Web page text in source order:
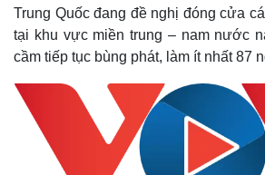
Trung Quốc đang đề nghị đóng cửa
tại khu vực miền trung – nam nước
cầm tiếp tục bùng phát, làm ít nhất 87